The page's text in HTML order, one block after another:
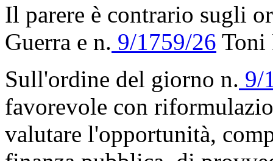
Il parere è contrario sugli
Guerra e n. 9/1759/26 Toni
Sull'ordine del giorno n. 9/
favorevole con
valutare l'opportunità,